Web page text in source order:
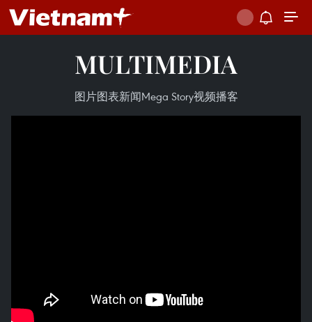
MULTIMEDIA
图片图表新闻Mega Story视频播客